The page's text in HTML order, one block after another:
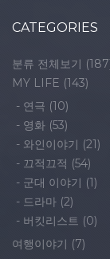
CATEGORIES
분류 전체보기
MY LIFE (143)
- 연극 (10)
- 영화 (53)
- 와인이야기 (21)
- 끄적끄적 (54)
- 군대 이야기 (1)
- 드라마 (2)
- 버킷리스트 (0)
여행이야기 (7)